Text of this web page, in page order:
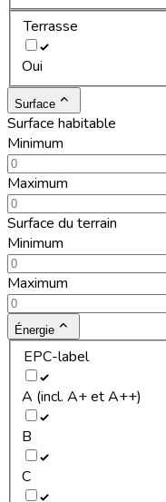
Terrasse
Oui
Surface
Surface habitable
Minimum
Maximum
Surface du terrain
Minimum
Maximum
Énergie
EPC-label
A (incl. A+ et A++)
B
C